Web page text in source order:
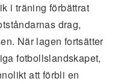
i träning förbättrat
drag,
När lagen fortsätter
fotbollslandskapet,
att förbli en